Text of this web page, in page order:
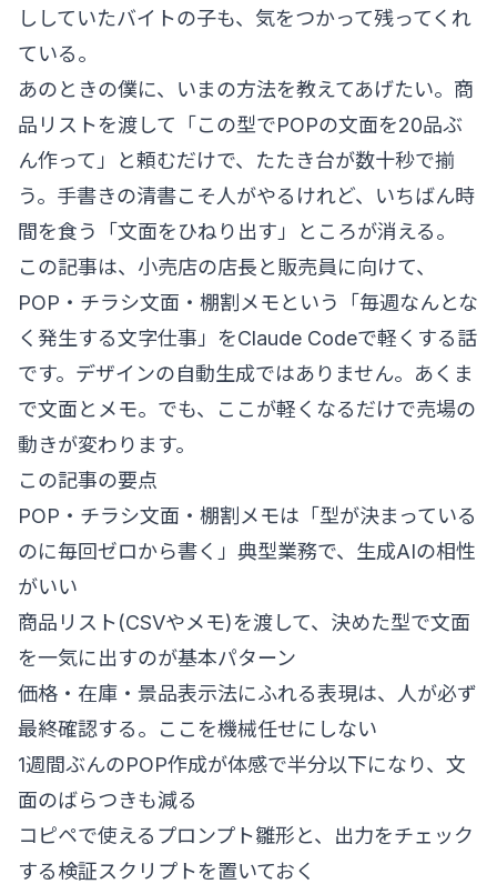
ししていたバイトの子も、気をつかって残ってくれ
ている。
あのときの僕に、いまの方法を教えてあげたい。商
品リストを渡して「この型でPOPの文面を20品ぶ
ん作って」と頼むだけで、たたき台が数十秒で揃
う。手書きの清書こそ人がやるけれど、いちばん時
間を食う「文面をひねり出す」ところが消える。
この記事は、小売店の店長と販売員に向けて、
POP・チラシ文面・棚割メモという「毎週なんとな
く発生する文字仕事」をClaude Codeで軽くする話
です。デザインの自動生成ではありません。あくま
で文面とメモ。でも、ここが軽くなるだけで売場の
動きが変わります。
この記事の要点
POP・チラシ文面・棚割メモは「型が決まっている
のに毎回ゼロから書く」典型業務で、生成AIの相性
がいい
商品リスト(CSVやメモ)を渡して、決めた型で文面
を一気に出すのが基本パターン
価格・在庫・景品表示法にふれる表現は、人が必ず
最終確認する。ここを機械任せにしない
1週間ぶんのPOP作成が体感で半分以下になり、文
面のばらつきも減る
コピペで使えるプロンプト雛形と、出力をチェック
する検証スクリプトを置いておく